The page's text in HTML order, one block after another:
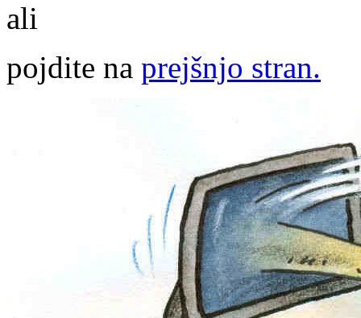
ali
pojdite na prejšnjo stran.